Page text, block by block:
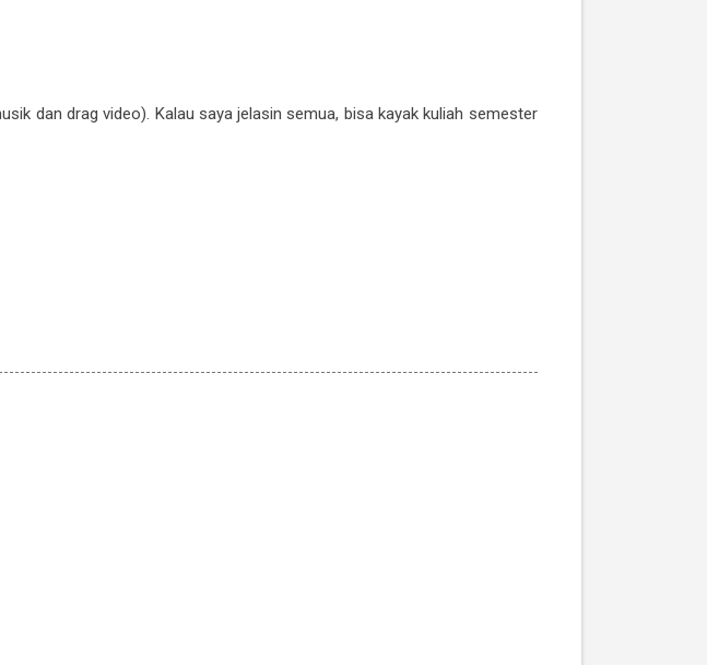
dan drag video). Kalau saya jelasin semua, bisa kayak kuliah semester